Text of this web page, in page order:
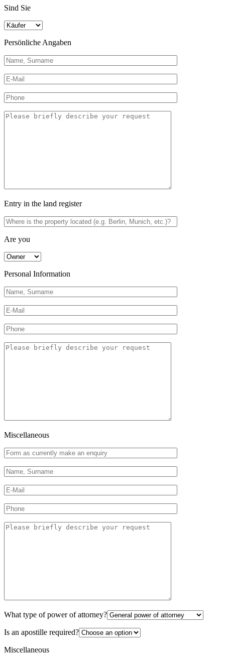
Sind Sie
Persönliche Angaben
Entry in the land register
Are you
Personal Information
Miscellaneous
What type of power of attorney?
Is an apostille required?
Miscellaneous